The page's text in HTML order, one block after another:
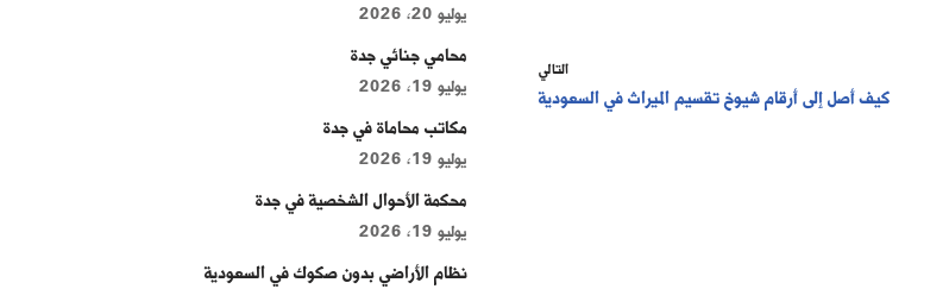
التالي
كيف أصل إلى أرقام شيوخ تقسيم الميراث في السعودية
يوليو 20, 2026
محامي جنائي جدة
يوليو 19, 2026
مكاتب محاماة في جدة
يوليو 19, 2026
محكمة الأحوال الشخصية في جدة
يوليو 19, 2026
نظام الأراضي بدون صكوك في السعودية